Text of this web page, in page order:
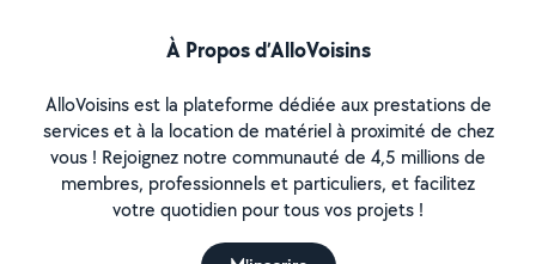
À Propos d’AlloVoisins
AlloVoisins est la plateforme dédiée aux prestations de
services et à la location de matériel à proximité de chez
vous ! Rejoignez notre communauté de 4,5 millions de
membres, professionnels et particuliers, et facilitez
votre quotidien pour tous vos projets !